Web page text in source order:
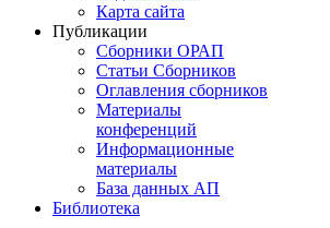
Карта сайта
Публикации
Сборники ОРАП
Статьи Сборников
Оглавления сборников
Материалы
конференций
Информационные
материалы
База данных АП
Библиотека